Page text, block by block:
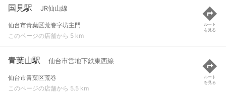
国見駅 JR仙山線
仙台市青葉区荒巻字坊主門
このページの店舗から 5 km
ルート
を見る
青葉山駅 仙台市営地下鉄東西線
仙台市青葉区荒巻
このページの店舗から 5.5 km
ルート
を見る